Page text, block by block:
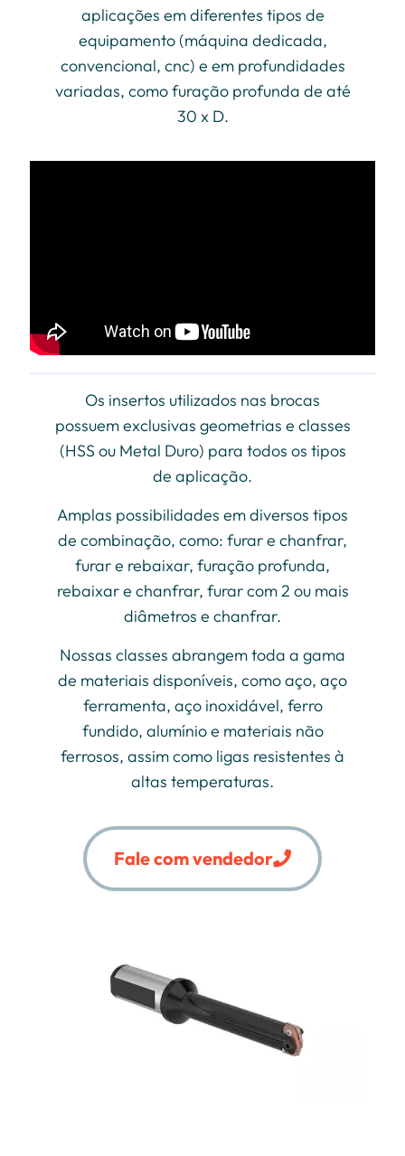
aplicações em diferentes tipos de
equipamento (máquina dedicada,
convencional, cnc) e em profundidades
variadas, como furação profunda de até
30 x D.
Os insertos utilizados nas brocas
possuem exclusivas geometrias e classes
(HSS ou Metal Duro) para todos os tipos
de aplicação.
Amplas possibilidades em diversos tipos
de combinação, como: furar e chanfrar,
furar e rebaixar, furação profunda,
rebaixar e chanfrar, furar com 2 ou mais
diâmetros e chanfrar.
Nossas classes abrangem toda a gama
de materiais disponíveis, como aço, aço
ferramenta, aço inoxidável, ferro
fundido, alumínio e materiais não
ferrosos, assim como ligas resistentes à
altas temperaturas.
Fale com vendedor